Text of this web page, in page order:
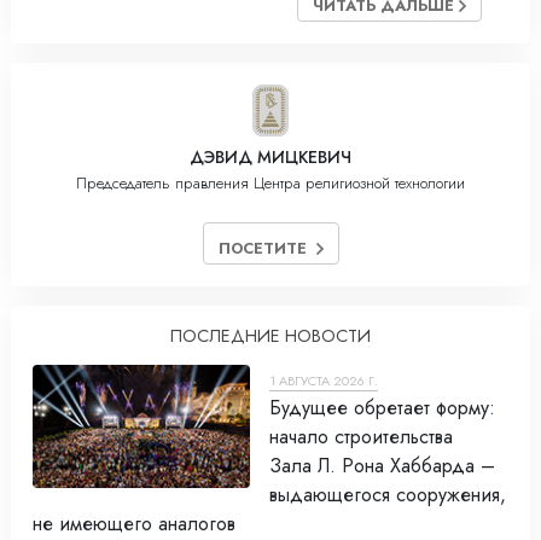
ЧИТАТЬ ДАЛЬШЕ
ДЭВИД МИЦКЕВИЧ
Председатель правления Центра религиозной технологии
ПОСЕТИТЕ
ПОСЛЕДНИЕ НОВОСТИ
1 АВГУСТА 2026 Г.
Будущее обретает форму:
начало строительства
Зала Л. Рона Хаббарда –
выдающегося сооружения,
не имеющего аналогов